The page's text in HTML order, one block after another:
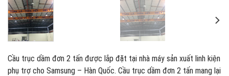
Cầu trục dầm đơn 2 tấn được lắp đặt tại nhà máy sản xuất linh kiện
phụ trợ cho Samsung – Hàn Quốc. Cầu trục dầm đơn 2 tấn mang lại